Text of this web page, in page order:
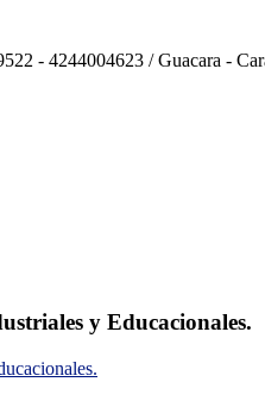
- 4244004623 / Guacara -
y Educacionales.